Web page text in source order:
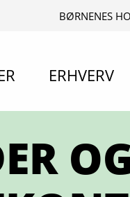
BØRNENES
ERHVERV